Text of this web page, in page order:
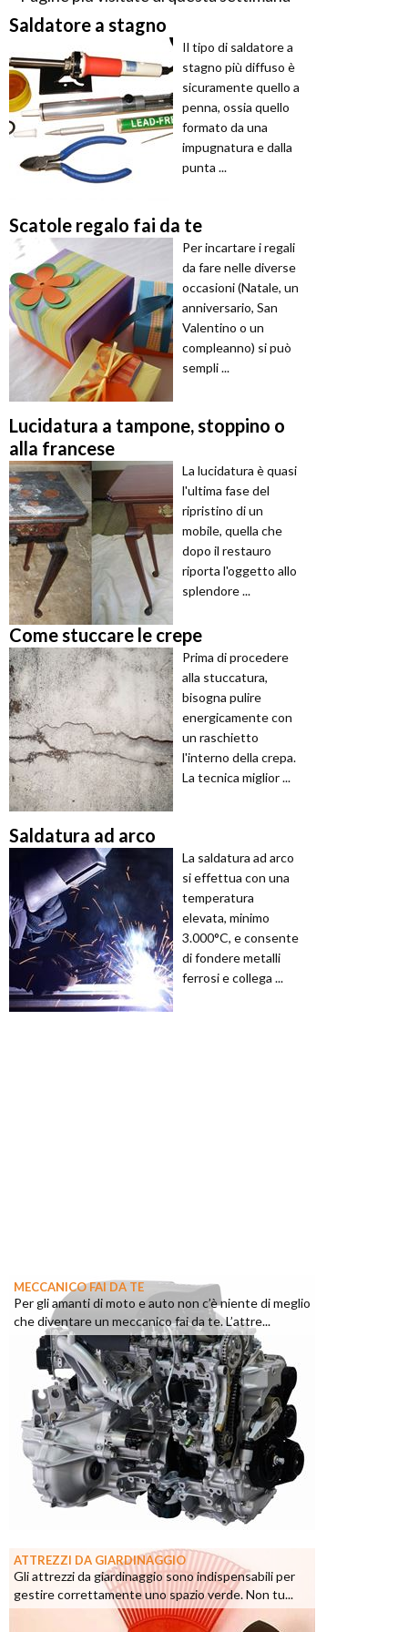
Saldatore a stagno
Il tipo di saldatore a
stagno più diffuso è
sicuramente quello a
penna, ossia quello
formato da una
impugnatura e dalla
punta ...
Scatole regalo fai da te
Per incartare i regali
da fare nelle diverse
occasioni (Natale, un
anniversario, San
Valentino o un
compleanno) si può
sempli ...
Lucidatura a tampone, stoppino o
alla francese
La lucidatura è quasi
l'ultima fase del
ripristino di un
mobile, quella che
dopo il restauro
riporta l'oggetto allo
splendore ...
Come stuccare le crepe
Prima di procedere
alla stuccatura,
bisogna pulire
energicamente con
un raschietto
l'interno della crepa.
La tecnica miglior ...
Saldatura ad arco
La saldatura ad arco
si effettua con una
temperatura
elevata, minimo
3.000°C, e consente
di fondere metalli
ferrosi e collega ...
MECCANICO FAI DA TE
Per gli amanti di moto e auto non c’è niente di meglio
che diventare un meccanico fai da te. L’attre...
ATTREZZI DA GIARDINAGGIO
Gli attrezzi da giardinaggio sono indispensabili per
gestire correttamente uno spazio verde. Non tu...